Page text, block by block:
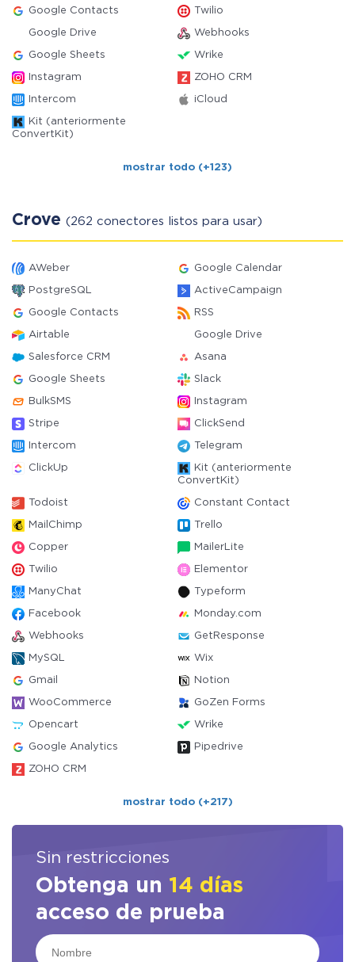
Google Contacts Twilio
Google Drive Webhooks
Google Sheets Wrike
Instagram ZOHO CRM
Intercom iCloud
Kit (anteriormente
ConvertKit)
mostrar todo (+123)
Crove (262 conectores listos para usar)
AWeber Google Calendar
PostgreSQL ActiveCampaign
Google Contacts RSS
Airtable Google Drive
Salesforce CRM Asana
Google Sheets Slack
BulkSMS Instagram
Stripe ClickSend
Intercom Telegram
ClickUp
Kit (anteriormente
ConvertKit)
Todoist Constant Contact
MailChimp Trello
Copper MailerLite
Twilio Elementor
ManyChat Typeform
Facebook Monday.com
Webhooks GetResponse
MySQL Wix
Gmail Notion
WooCommerce GoZen Forms
Opencart Wrike
Google Analytics Pipedrive
ZOHO CRM
mostrar todo (+217)
Sin restricciones
Obtenga un 14 días
acceso de prueba